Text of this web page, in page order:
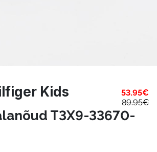
Kids 53.95€
89.95€
T3X9-33670-